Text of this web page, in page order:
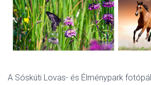
A Sóskúti Lovas- és Élménypark